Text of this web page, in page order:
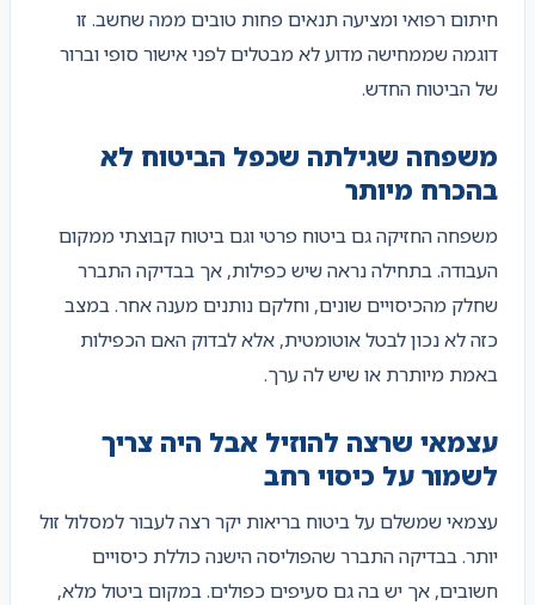
חיתום רפואי ומציעה תנאים פחות טובים ממה שחשב. זו
דוגמה שממחישה מדוע לא מבטלים לפני אישור סופי וברור
של הביטוח החדש.
משפחה שגילתה שכפל הביטוח לא
בהכרח מיותר
משפחה החזיקה גם ביטוח פרטי וגם ביטוח קבוצתי ממקום
העבודה. בתחילה נראה שיש כפילות, אך בבדיקה התברר
שחלק מהכיסויים שונים, וחלקם נותנים מענה אחר. במצב
כזה לא נכון לבטל אוטומטית, אלא לבדוק האם הכפילות
באמת מיותרת או שיש לה ערך.
עצמאי שרצה להוזיל אבל היה צריך
לשמור על כיסוי רחב
עצמאי שמשלם על ביטוח בריאות יקר רצה לעבור למסלול זול
יותר. בבדיקה התברר שהפוליסה הישנה כוללת כיסויים
חשובים, אך יש בה גם סעיפים כפולים. במקום ביטול מלא,